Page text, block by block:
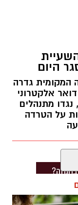
היום
המקומית גדרה
אלקטרוני
מתנהלים
על הטרדה